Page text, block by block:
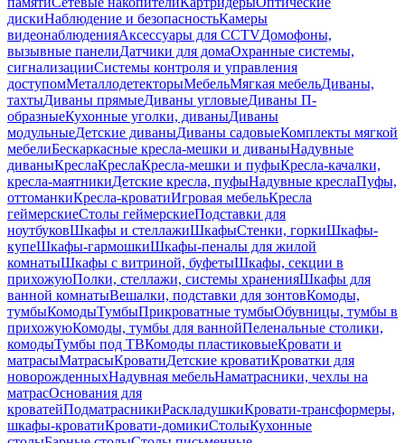
дискиНаблюдение и безопасностьКамеры
видеонаблюденияАксессуары для CCTVДомофоны,
вызывные панелиДатчики для домаОхранные системы,
сигнализацииСистемы контроля и управления
доступомМеталлодетекторыМебельМягкая мебельДиваны,
тахтыДиваны прямыеДиваны угловыеДиваны П-
образныеКухонные уголки, диваныДиваны
модульныеДетские диваныДиваны садовыеКомплекты мягкой
мебелиБескаркасные кресла-мешки и диваныНадувные
диваныКреслаКреслаКресла-мешки и пуфыКресла-качалки,
кресла-маятникиДетские кресла, пуфыНадувные креслаПуфы,
оттоманкиКресла-кроватиИгровая мебельКресла
геймерскиеСтолы геймерскиеПодставки для
ноутбуковШкафы и стеллажиШкафыСтенки, горкиШкафы-
купеШкафы-гармошкиШкафы-пеналы для жилой
комнатыШкафы с витриной, буфетыШкафы, секции в
прихожуюПолки, стеллажи, системы храненияШкафы для
ванной комнатыВешалки, подставки для зонтовКомоды,
тумбыКомодыТумбыПрикроватные тумбыОбувницы, тумбы в
прихожуюКомоды, тумбы для ваннойПеленальные столики,
комодыТумбы под ТВКомоды пластиковыеКровати и
матрасыМатрасыКроватиДетские кроватиКроватки для
новорожденныхНадувная мебельНаматрасники, чехлы на
матрасОснования для
кроватейПодматрасникиРаскладушкиКровати-трансформеры,
шкафы-кроватиКровати-домикиСтолыКухонные